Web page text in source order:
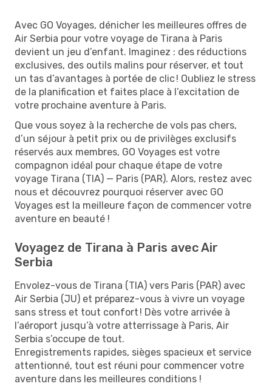
Avec GO Voyages, dénicher les meilleures offres de
Air Serbia pour votre voyage de Tirana à Paris
devient un jeu d’enfant. Imaginez : des réductions
exclusives, des outils malins pour réserver, et tout
un tas d’avantages à portée de clic ! Oubliez le stress
de la planification et faites place à l’excitation de
votre prochaine aventure à Paris.
Que vous soyez à la recherche de vols pas chers,
d’un séjour à petit prix ou de privilèges exclusifs
réservés aux membres, GO Voyages est votre
compagnon idéal pour chaque étape de votre
voyage Tirana (TIA) — Paris (PAR). Alors, restez avec
nous et découvrez pourquoi réserver avec GO
Voyages est la meilleure façon de commencer votre
aventure en beauté !
Voyagez de Tirana à Paris avec Air
Serbia
Envolez-vous de Tirana (TIA) vers Paris (PAR) avec
Air Serbia (JU) et préparez-vous à vivre un voyage
sans stress et tout confort ! Dès votre arrivée à
l’aéroport jusqu’à votre atterrissage à Paris, Air
Serbia s’occupe de tout.
Enregistrements rapides, sièges spacieux et service
attentionné, tout est réuni pour commencer votre
aventure dans les meilleures conditions !